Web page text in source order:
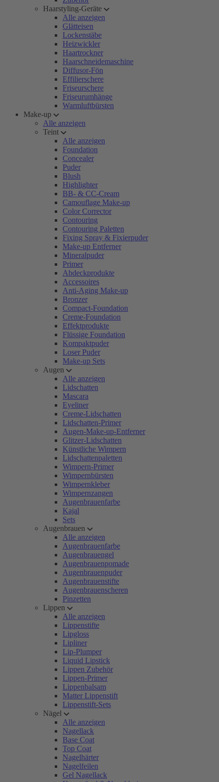
Haarstyling-Geräte
Alle anzeigen
Glätteisen
Lockenstäbe
Heizwickler
Haartrockner
Haarschneidemaschine
Diffusor-Fön
Effilierschere
Friseurschere
Friseurumhänge
Warmluftbürsten
Make-up
Alle anzeigen
Teint
Alle anzeigen
Foundation
Concealer
Puder
Blush
Highlighter
BB- & CC-Cream
Camouflage Make-up
Color Corrector
Contouring
Contouring Paletten
Fixing Spray & Fixierpuder
Make-up Entferner
Mineralpuder
Primer
Abdeckprodukte
Accessoires
Anti-Aging Make-up
Bronzer
Compact-Foundation
Creme-Foundation
Effektprodukte
Flüssige Foundation
Kompaktpuder
Loser Puder
Make-up Sets
Augen
Alle anzeigen
Lidschatten
Mascara
Eyeliner
Creme-Lidschatten
Lidschatten-Primer
Augen-Make-up-Entferner
Glitzer-Lidschatten
Künstliche Wimpern
Lidschattenpaletten
Wimpern-Primer
Wimpernbürsten
Wimpernkleber
Wimpernzangen
Augenbrauenfarbe
Kajal
Sets
Augenbrauen
Alle anzeigen
Augenbrauenfarbe
Augenbrauengel
Augenbrauenpomade
Augenbrauenpuder
Augenbrauenstifte
Augenbrauenscheren
Pinzetten
Lippen
Alle anzeigen
Lippenstifte
Lipgloss
Lipliner
Lip-Plumper
Liquid Lipstick
Lippen Zubehör
Lippen-Primer
Lippenbalsam
Matter Lippenstift
Lippenstift-Sets
Nägel
Alle anzeigen
Nagellack
Base Coat
Top Coat
Nagelhärter
Nagelfeilen
Gel Nagellack